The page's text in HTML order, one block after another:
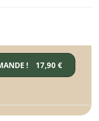
! 17,90 €